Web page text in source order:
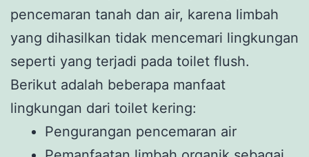
pencemaran tanah dan air, karena limbah
yang dihasilkan tidak mencemari lingkungan
seperti yang terjadi pada toilet flush.
Berikut adalah beberapa manfaat
lingkungan dari toilet kering:
Pengurangan pencemaran air